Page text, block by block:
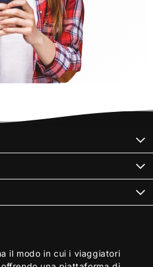
il modo in cui i viaggiatori